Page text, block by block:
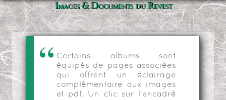
Images & Documents du Revest
Certains albums sont
équipés de pages associées
qui offrent un éclairage
complémentaire aux images
et pdf. Un clic sur l'encadré